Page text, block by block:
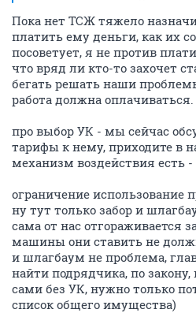
Пока нет ТСЖ тяжело
платить ему деньги, как их
посоветует, я не против
что вряд ли кто-то захочет
бегать решать наши
работа должна оплачиваться.
про выбор УК - мы сейчас
тарифы к нему, приходите в
механизм воздействия есть -
ограничение использование
ну тут только забор и
сама от нас отгораживается
машины они ставить не
и шлагбаум не проблема,
найти подрядчика, по
сами без УК, нужно только
список общего имущества)